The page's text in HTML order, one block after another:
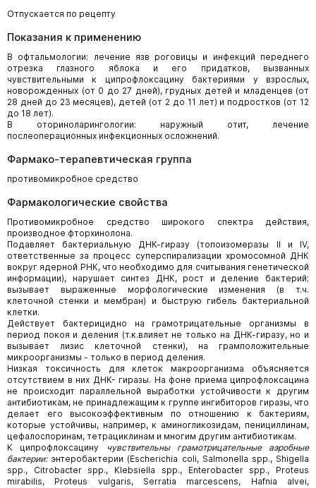
Отпускается по рецепту
Показания к применению
В офтальмологии: лечение язв роговицы и инфекций переднего
отрезка глазного яблока и его придатков, вызванных
чувствительными к ципрофлоксацину бактериями у взрослых,
новорожденных (от 0 до 27 дней), грудных детей и младенцев (от
28 дней до 23 месяцев), детей (от 2 до 11 лет) и подростков (от 12
до 18 лет).
В оториноларингологии: наружный отит, лечение
послеоперационных инфекционных осложнений.
Фармако-терапевтическая группа
противомикробное средство
Фармакологические свойства
Противомикробное средство широкого спектра действия,
производное фторхинолона.
Подавляет бактериальную ДНК-гиразу (топоизомеразы II и IV,
ответственные за процесс суперспирализации хромосомной ДНК
вокруг ядерной РНК, что необходимо для считывания генетической
информации), нарушает синтез ДНК, рост и деление бактерий;
вызывает выраженные морфологические изменения (в т.ч.
клеточной стенки и мембран) и быструю гибель бактериальной
клетки.
Действует бактерицидно на грамотрицательные организмы в
период покоя и деления (т.к.влияет не только на ДНК-гиразу, но и
вызывает лизис клеточной стенки), на грамположительные
микроорганизмы - только в период деления.
Низкая токсичность для клеток макроорганизма объясняется
отсутствием в них ДНК- гиразы. На фоне приема ципрофлоксацина
не происходит параллельной выработки устойчивости к другим
антибиотикам, не принадлежащим к группе ингибиторов гиразы, что
делает его высокоэффективным по отношению к бактериям,
которые устойчивы, например, к аминогликозидам, пенициллинам,
цефалоспоринам, тетрациклинам и многим другим антибиотикам.
К ципрофлоксацину
чувствительны грамотрицательные аэробные
бактерии:энтеробактерии (Escherichia coli, Salmonella spp., Shigella
spp., Citrobacter spp., Klebsiella spp., Enterobacter spp., Proteus
mirabilis, Proteus vulgaris, Serratia marcescens, Hafnia alvei,